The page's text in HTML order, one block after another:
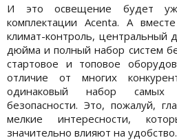
И это освещение будет
комплектации Acenta. А
климат-контроль, центральный
дюйма и полный набор систем
стартовое и топовое
отличие от многих
одинаковый набор самых
безопасности. Это, пожалуй,
мелкие интересности,
значительно влияют на удобство.